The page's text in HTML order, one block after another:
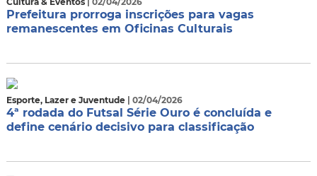
Prefeitura prorroga inscrições para vagas
remanescentes em Oficinas Culturais
Esporte, Lazer e Juventude | 02/04/2026
4ª rodada do Futsal Série Ouro é concluída e
define cenário decisivo para classificação